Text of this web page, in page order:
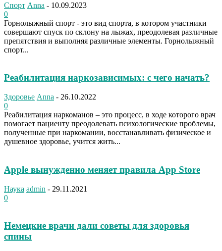
Спорт Anna - 10.09.2023
0
Горнолыжный спорт - это вид спорта, в котором участники
совершают спуск по склону на лыжах, преодолевая различные
препятствия и выполняя различные элементы. Горнолыжный
спорт...
Реабилитация наркозависимых: с чего начать?
Здоровье Anna - 26.10.2022
0
Реабилитация наркоманов – это процесс, в ходе которого врач
помогает пациенту преодолевать психологические проблемы,
полученные при наркомании, восстанавливать физическое и
душевное здоровье, учится жить...
Apple вынужденно меняет правила App Store
Наука admin - 29.11.2021
0
Немецкие врачи дали советы для здоровья
спины